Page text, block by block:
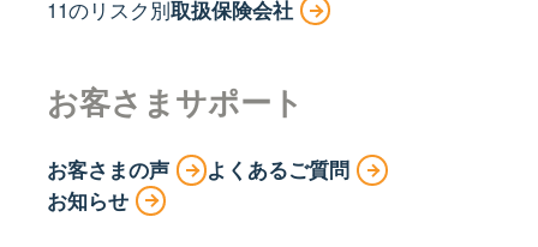
11のリスク別取扱保険会社
お客さまサポート
お客さまの声
よくあるご質問
お知らせ